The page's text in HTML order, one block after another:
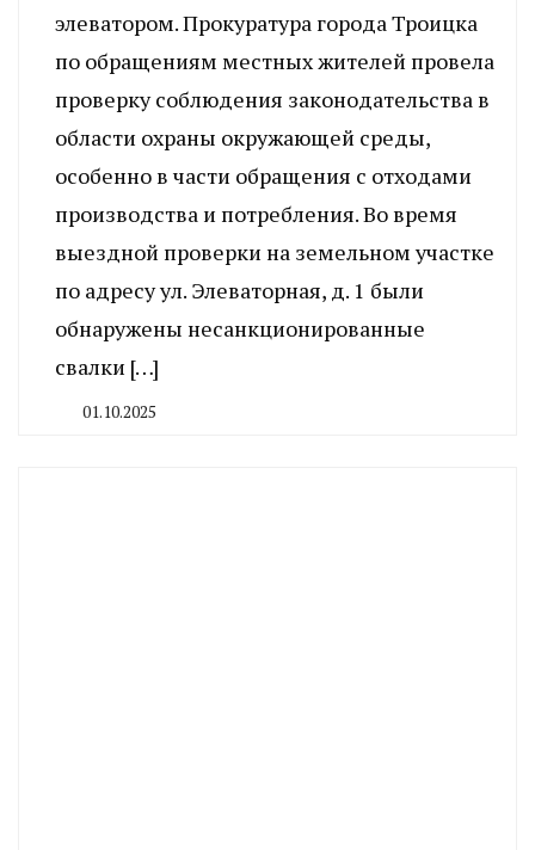
элеватором. Прокуратура города Троицка
по обращениям местных жителей провела
проверку соблюдения законодательства в
области охраны окружающей среды,
особенно в части обращения с отходами
производства и потребления. Во время
выездной проверки на земельном участке
по адресу ул. Элеваторная, д. 1 были
обнаружены несанкционированные
свалки […]
01.10.2025